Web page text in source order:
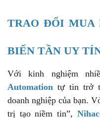
TRAO ĐỔI MUA
BIẾN TẦN UY
Với kinh nghiệm
Automation tự tin trở
doanh nghiệp của bạn.
trị tạo niềm tin”,